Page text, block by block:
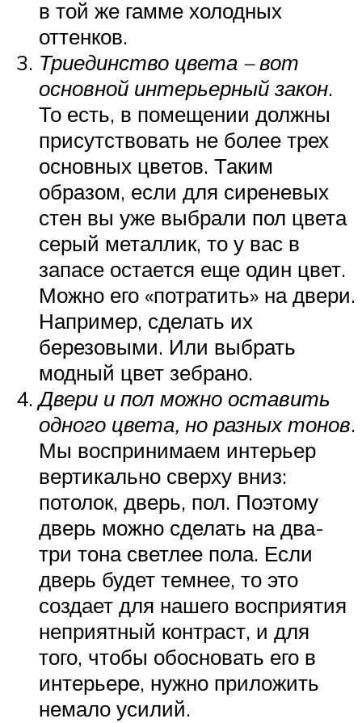
в той же гамме холодных
оттенков.
Триединство цвета – вот
основной интерьерный закон.
То есть, в помещении должны
присутствовать не более трех
основных цветов. Таким
образом, если для сиреневых
стен вы уже выбрали пол цвета
серый металлик, то у вас в
запасе остается еще один цвет.
Можно его «потратить» на двери.
Например, сделать их
березовыми. Или выбрать
модный цвет зебрано.
Двери и пол можно оставить
одного цвета, но разных тонов.
Мы воспринимаем интерьер
вертикально сверху вниз:
потолок, дверь, пол. Поэтому
дверь можно сделать на два-
три тона светлее пола. Если
дверь будет темнее, то это
создает для нашего восприятия
неприятный контраст, и для
того, чтобы обосновать его в
интерьере, нужно приложить
немало усилий.